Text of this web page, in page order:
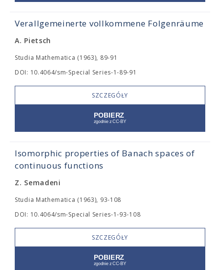
Verallgemeinerte vollkommene Folgenräume
A. Pietsch
Studia Mathematica (1963), 89-91
DOI: 10.4064/sm-Special Series-1-89-91
SZCZEGÓŁY
Isomorphic properties of Banach spaces of
continuous functions
Z. Semadeni
Studia Mathematica (1963), 93-108
DOI: 10.4064/sm-Special Series-1-93-108
SZCZEGÓŁY